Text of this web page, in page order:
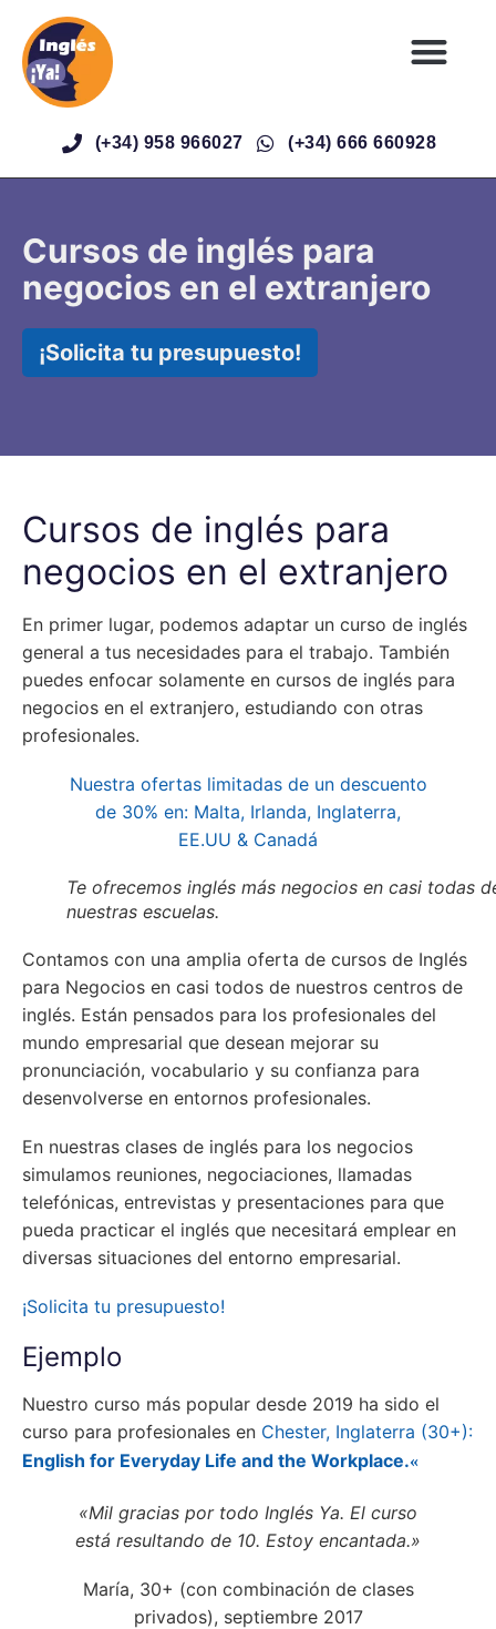
(+34) 958 966027 (+34) 666 660928
Cursos de inglés para
negocios en el extranjero
¡Solicita tu presupuesto!
Cursos de inglés para
negocios en el extranjero
En primer lugar, podemos adaptar un curso de inglés
general a tus necesidades para el trabajo. También
puedes enfocar solamente en cursos de inglés para
negocios en el extranjero, estudiando con otras
profesionales.
Nuestra ofertas limitadas de un descuento
de 30% en: Malta, Irlanda, Inglaterra,
EE.UU & Canadá
Te ofrecemos inglés más negocios en casi todas
nuestras escuelas.
Contamos con una amplia oferta de cursos de Inglés
para Negocios en casi todos de nuestros centros de
inglés. Están pensados para los profesionales del
mundo empresarial que desean mejorar su
pronunciación, vocabulario y su confianza para
desenvolverse en entornos profesionales.
En nuestras clases de inglés para los negocios
simulamos reuniones, negociaciones, llamadas
telefónicas, entrevistas y presentaciones para que
pueda practicar el inglés que necesitará emplear en
diversas situaciones del entorno empresarial.
¡Solicita tu presupuesto!
Ejemplo
Nuestro curso más popular desde 2019 ha sido el
curso para profesionales en Chester, Inglaterra (30+):
English for Everyday Life and the Workplace.«
«Mil gracias por todo Inglés Ya. El curso
está resultando de 10. Estoy encantada.»
María, 30+ (con combinación de clases
privados), septiembre 2017